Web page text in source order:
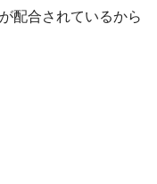
配合されているから